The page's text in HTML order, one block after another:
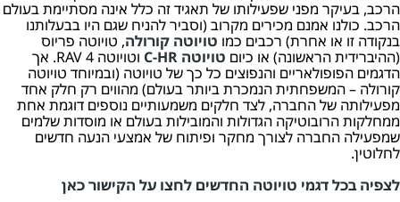
הרכב, בעיקר מפני שפעילותו של תאגיד זה כלל אינה מסתיימת בעולם
הרכב. כולנו אמנם מכירים מקרוב (וסביר להניח שגם היו בבעלותנו
בנקודה זו או אחרת) רכבים כמו טויוטה קורולה, טויוטה פריוס
(ההיברידית הראשונה) או כיום טויוטה C-HR
וטויוטה RAV 4. אך
הדגמים הפופולאריים והנפוצים כל כך של טויוטה (ובמיוחד טויוטה
קורולה – המשפחתית הנמכרת ביותר בעולם) מהווים רק חלק אחד
מפעילותה של החברה, לצד חלקים משמעותיים נוספים דוגמת אחת
ממחלקות הרובוטיקה הגדולות והמובילות בעולם או מוסדות שלמים
שמפעילה החברה לצורך מחקר ופיתוח של אמצעי הנעה חדשים
לחלוטין.
לצפיה בכל דגמי טויוטה החדשים לחצו על הקישור כאן